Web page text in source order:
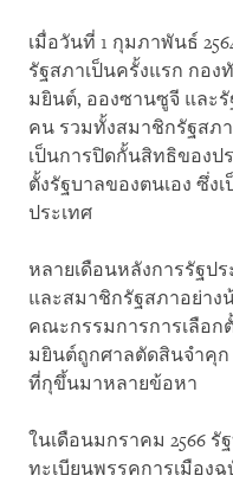
เมื่อวันที่ 1 กุมภาพันธ์
รัฐสภาเป็นครั้งแรก กอ
มยินต์, อองซานซูจี และ
คน รวมทั้งสมาชิกรัฐสภ
เป็นการปิดกั้นสิทธิของป
ตั้งรัฐบาลของตนเอง ซึ่ง
ประเทศ
หลายเดือนหลังการรัฐป
และสมาชิกรัฐสภาอย่าง
คณะกรรมการการเลือก
มยินต์ถูกศาลตัดสินจำคุก
ที่กุขึ้นมาหลายข้อหา
ในเดือนมกราคม 2566
ทะเบียนพรรคการเมือง